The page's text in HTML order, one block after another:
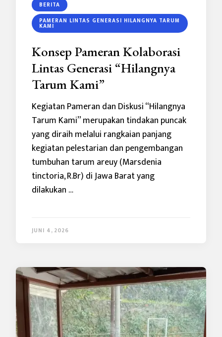
BERITA
PAMERAN LINTAS GENERASI HILANGNYA TARUM
KAMI
Konsep Pameran Kolaborasi
Lintas Generasi “Hilangnya
Tarum Kami”
Kegiatan Pameran dan Diskusi “Hilangnya
Tarum Kami” merupakan tindakan puncak
yang diraih melalui rangkaian panjang
kegiatan pelestarian dan pengembangan
tumbuhan tarum areuy (Marsdenia
tinctoria, R.Br) di Jawa Barat yang
dilakukan …
JUNI 4, 2026